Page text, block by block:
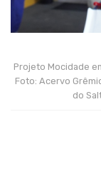
Projeto Mocidade
Foto: Acervo
do